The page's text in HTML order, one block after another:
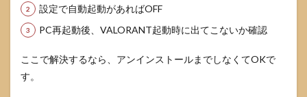
設定で自動起動があればOFF
PC再起動後、VALORANT起動時に出てこないか確認
ここで解決するなら、アンインストールまでしなくてOKで
す。